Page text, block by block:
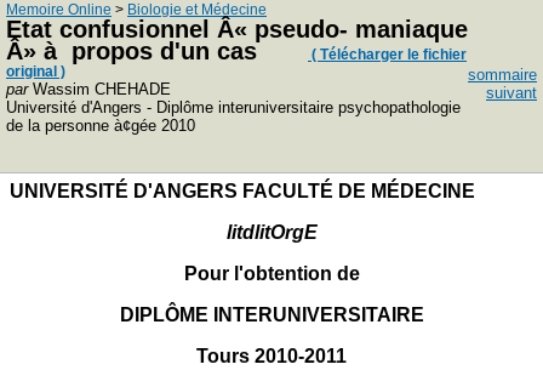
Memoire Online > Biologie et Médecine
Etat confusionnel Â« pseudo- maniaque
Â» à propos d'un cas
( Télécharger le fichier
original )
parWassim CHEHADE
Université d'Angers - Diplôme interuniversitaire psychopathologie
de la personne à¢gée 2010
sommaire
suivant
UNIVERSITÉ D'ANGERS FACULTÉ DE MÉDECINE
litdlitOrgE
Pour l'obtention de
DIPLÔME INTERUNIVERSITAIRE
Tours 2010-2011